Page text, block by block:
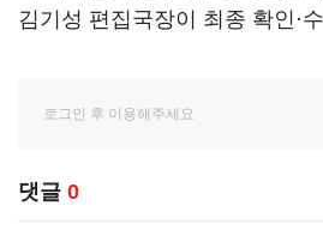
김기성 편집국장이 최종 확인·
댓글 0